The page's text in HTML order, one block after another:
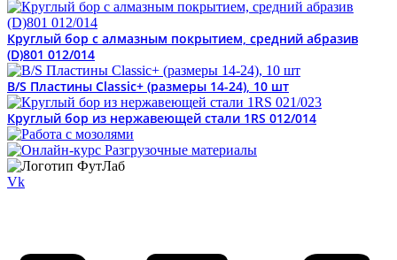
Круглый бор с алмазным покрытием, средний абразив
(D)801 012/014
B/S Пластины Classic+ (размеры 14-24), 10 шт
Круглый бор из нержавеющей стали 1RS 012/014
Vk